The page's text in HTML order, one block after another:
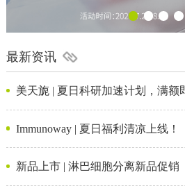
最新资讯
美天旎 | 夏日科研加速计划，满额
卡
Immunoway | 夏日福利清凉上线！
新品上市 | 淋巴细胞分离新品促销